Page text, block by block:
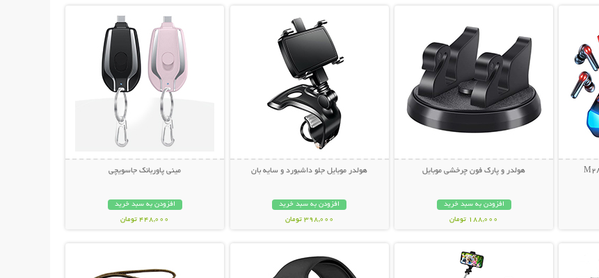
هولدر و پارک فون چرخشی موبایل
افزودن به سبد خرید
188,000 تومان
هولدر موبایل جلو داشبورد و سایه بان
افزودن به سبد خرید
398,000 تومان
مینی پاوربانک جاسویچی
افزودن به سبد خرید
448,000 تومان